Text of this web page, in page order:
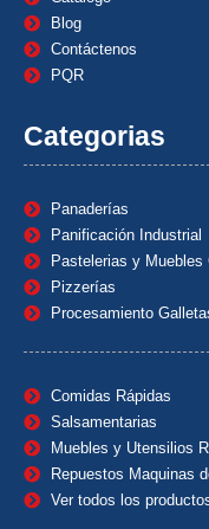
Blog
Contáctenos
PQR
Categorias
Panaderías
Panificación Industrial
Pastelerias y
Pizzerías
Procesamiento
Comidas Rápidas
Salsamentarias
Muebles y Utensilios
Repuestos Maquinas
Ver todos los